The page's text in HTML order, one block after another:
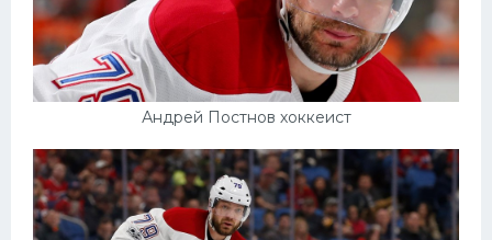
Андрей Постнов хоккеист